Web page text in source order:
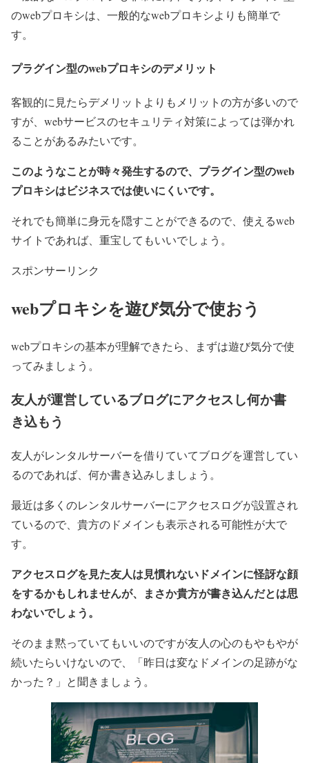
のwebプロキシは、一般的なwebプロキシよりも簡単で
す。
プラグイン型のwebプロキシのデメリット
客観的に見たらデメリットよりもメリットの方が多いので
すが、webサービスのセキュリティ対策によっては弾かれ
ることがあるみたいです。
このようなことが時々発生するので、プラグイン型のweb
プロキシはビジネスでは使いにくいです。
それでも簡単に身元を隠すことができるので、使えるweb
サイトであれば、重宝してもいいでしょう。
スポンサーリンク
webプロキシを遊び気分で使おう
webプロキシの基本が理解できたら、まずは遊び気分で使
ってみましょう。
友人が運営しているブログにアクセスし何か書
き込もう
友人がレンタルサーバーを借りていてブログを運営してい
るのであれば、何か書き込みしましょう。
最近は多くのレンタルサーバーにアクセスログが設置され
ているので、貴方のドメインも表示される可能性が大で
す。
アクセスログを見た友人は見慣れないドメインに怪訝な顔
をするかもしれませんが、まさか貴方が書き込んだとは思
わないでしょう。
そのまま黙っていてもいいのですが友人の心のもやもやが
続いたらいけないので、「昨日は変なドメインの足跡がな
かった？」と聞きましょう。